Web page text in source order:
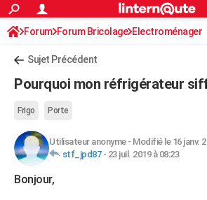
ACTUALITÉS
Politique
Société
Faits Divers
Education
Monde
Villes
+
AUTO
Essais
Réserver un essai
Citadines
Berlines
SUV
Forum auto
+HIGH-TECH
Mobiles
Meilleur smartphone
Internet
Ordinateurs
Jeux vidéo
Guide high-tech
+BRICOLAGE
S'inscrire
Connexion
Forum Forum Bricolage Electroménager
Sujet Précédent
Pourquoi mon réfrigérateur
Frigo Porte
Utilisateur anonyme- Modifié le 16 janv.
stf_jpd87- 23 juil. 2019 à 08:23
Bonjour,